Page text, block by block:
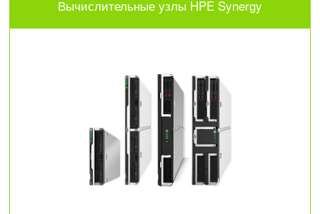
Вычислительные узлы HPE Synergy